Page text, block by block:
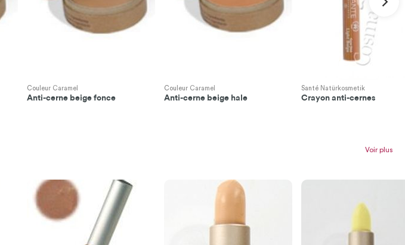
Couleur Caramel
Anti-cerne beige fonce
Couleur Caramel
Anti-cerne beige hale
Santé Natürkosmetik
Crayon anti-cernes
Voir plus